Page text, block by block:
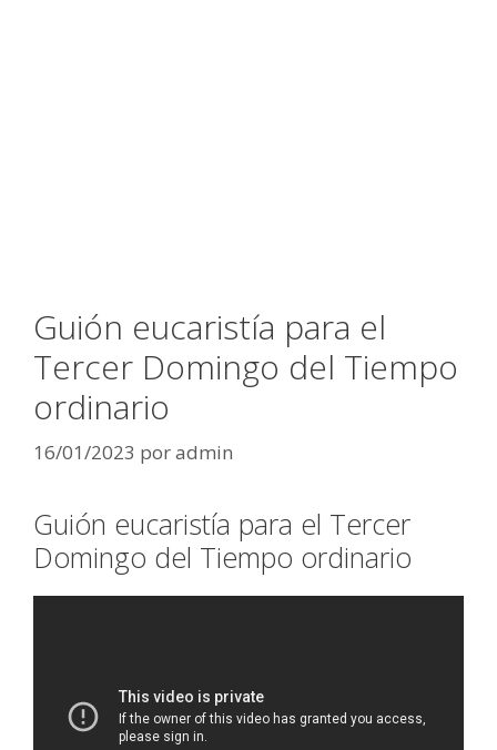
Guión eucaristía para el
Tercer Domingo del Tiempo
ordinario
16/01/2023 poradmin
Guión eucaristía para el Tercer
Domingo del Tiempo ordinario